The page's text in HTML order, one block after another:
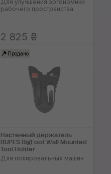
Для улучшения эргономики
рабочего пространства
2 825 ₴
Продано
Настенный держатель
RUPES BigFoot Wall Mounted
Tool Holder
Для полировальных машин